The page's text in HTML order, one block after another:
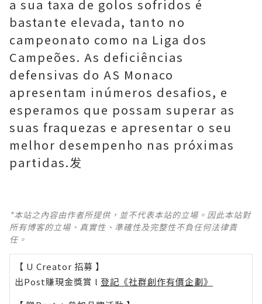
a sua taxa de golos sofridos é
bastante elevada, tanto no
campeonato como na Liga dos
Campeões. As deficiências
defensivas do AS Monaco
apresentam inúmeros desafios, e
esperamos que possam superar as
suas fraquezas e apresentar o seu
melhor desempenho nas próximas
partidas.发
*本站之內容由作者所提供，並不代表本站的立場。因此本站對
所有博客的立場、真實性、準確性及完整性不負任何法律責
任。
【 U Creator 招募 】
出Post賺現金獎賞 l 登記《社群創作有價企劃》